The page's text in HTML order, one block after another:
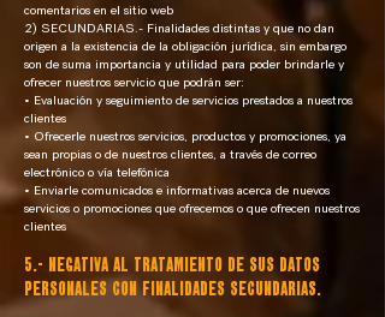
comentarios en el sitio web
2) SECUNDARIAS.- Finalidades distintas y que no dan
origen a la existencia de la obligación jurídica, sin embargo
son de suma importancia y utilidad para poder brindarle y
ofrecer nuestros servicio que podrán ser:
• Evaluación y seguimiento de servicios prestados a nuestros
clientes
• Ofrecerle nuestros servicios, productos y promociones, ya
sean propias o de nuestros clientes, a través de correo
electrónico o vía telefónica
• Enviarle comunicados e informativas acerca de nuevos
servicios o promociones que ofrecemos o que ofrecen nuestros
clientes
5.- NEGATIVA AL TRATAMIENTO DE SUS DATOS
PERSONALES CON FINALIDADES SECUNDARIAS.